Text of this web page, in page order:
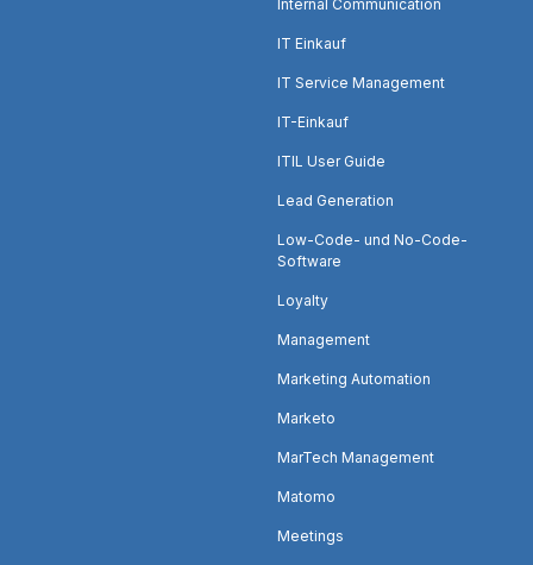
Internal Communication
IT Einkauf
IT Service Management
IT-Einkauf
ITIL User Guide
Lead Generation
Low-Code- und No-Code-
Software
Loyalty
Management
Marketing Automation
Marketo
MarTech Management
Matomo
Meetings